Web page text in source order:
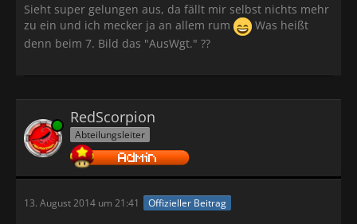
Sieht super gelungen aus, da fällt mir selbst nichts mehr
zu ein und ich mecker ja an allem rum
Was heißt
denn beim 7. Bild das "AusWgt." ??
Online RedScorpion
Abteilungsleiter
13. August 2014 um 21:41 Offizieller Beitrag